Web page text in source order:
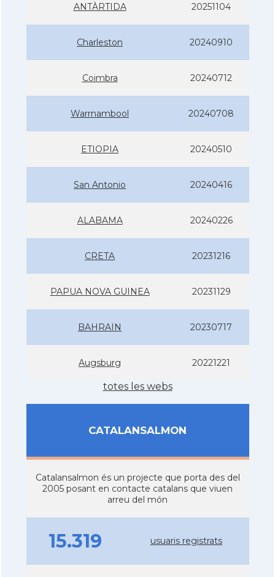
ANTÀRTIDA 20251104
Charleston 20240910
Coimbra 20240712
Warrnambool 20240708
ETIOPIA 20240510
San Antonio 20240416
ALABAMA 20240226
CRETA 20231216
PAPUA NOVA GUINEA 20231129
BAHRAIN 20230717
Augsburg 20221221
totes les webs
CATALANSALMON
Catalansalmon és un projecte que porta des del
2005 posant en contacte catalans que viuen
arreu del món
15.319 usuaris registrats